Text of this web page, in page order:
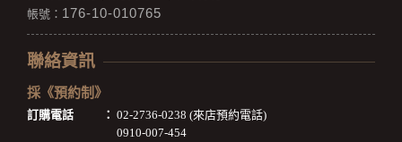
帳號： 176-10-010765
聯絡資訊
採《預約制》
訂購電話 ： 02-2736-0238 (來店預約電話)
0910-007-454